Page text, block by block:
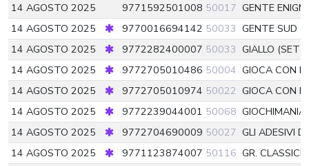
14 AGOSTO 2025
9771592501008 50017 GENTE
14 AGOSTO 2025
9770016694142 50033 GENTE SUD
14 AGOSTO 2025
9772282400007 50033 GIALLO
14 AGOSTO 2025
9772705010486 50004 GIOCA CON
14 AGOSTO 2025
9772705010974 50022 GIOCA CON
14 AGOSTO 2025
9772239044001 50068 GIOCHIMANIA
14 AGOSTO 2025
9772704690009 50027 GLI ADESIVI
14 AGOSTO 2025
9771123874007 50116 GR. CLASSICI